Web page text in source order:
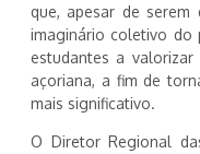
que, apesar de serem
imaginário coletivo do
estudantes a
açoriana, a fim de
mais significativo.
O Diretor Regional